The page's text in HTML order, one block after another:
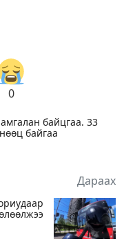
0
байцгаа. 33
байгаа
Дараах